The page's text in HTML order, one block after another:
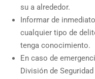
su a alrededor.
Informar de
cualquier tipo de
tenga conocimiento.
En caso de
División de